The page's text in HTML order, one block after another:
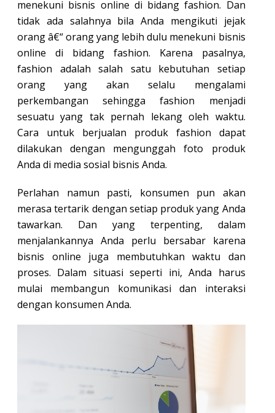
menekuni bisnis online di bidang fashion. Dan
tidak ada salahnya bila Anda mengikuti jejak
orang â€“ orang yang lebih dulu menekuni bisnis
online di bidang fashion. Karena pasalnya,
fashion adalah salah satu kebutuhan setiap
orang yang akan selalu mengalami
perkembangan sehingga fashion menjadi
sesuatu yang tak pernah lekang oleh waktu.
Cara untuk berjualan produk fashion dapat
dilakukan dengan mengunggah foto produk
Anda di media sosial bisnis Anda.
Perlahan namun pasti, konsumen pun akan
merasa tertarik dengan setiap produk yang Anda
tawarkan. Dan yang terpenting, dalam
menjalankannya Anda perlu bersabar karena
bisnis online juga membutuhkan waktu dan
proses. Dalam situasi seperti ini, Anda harus
mulai membangun komunikasi dan interaksi
dengan konsumen Anda.